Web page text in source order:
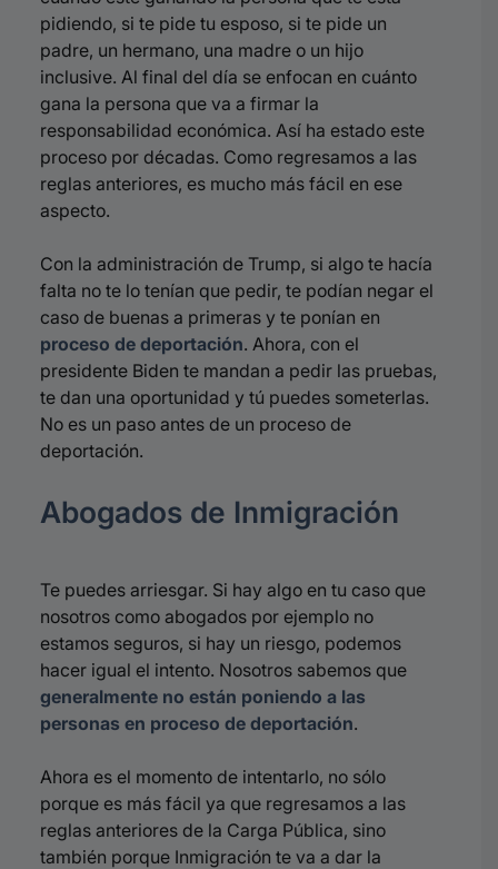
pidiendo, si te pide tu esposo, si te pide un
padre, un hermano, una madre o un hijo
inclusive. Al final del día se enfocan en cuánto
gana la persona que va a firmar la
responsabilidad económica. Así ha estado este
proceso por décadas. Como regresamos a las
reglas anteriores, es mucho más fácil en ese
aspecto.
Con la administración de Trump, si algo te hacía
falta no te lo tenían que pedir, te podían negar el
caso de buenas a primeras y te ponían en
proceso de deportación. Ahora, con el
presidente Biden te mandan a pedir las pruebas,
te dan una oportunidad y tú puedes someterlas.
No es un paso antes de un proceso de
deportación.
Abogados de Inmigración
Te puedes arriesgar. Si hay algo en tu caso que
nosotros como abogados por ejemplo no
estamos seguros, si hay un riesgo, podemos
hacer igual el intento. Nosotros sabemos que
generalmente no están poniendo a las
personas en proceso de deportación.
Ahora es el momento de intentarlo, no sólo
porque es más fácil ya que regresamos a las
reglas anteriores de la Carga Pública, sino
también porque Inmigración te va a dar la